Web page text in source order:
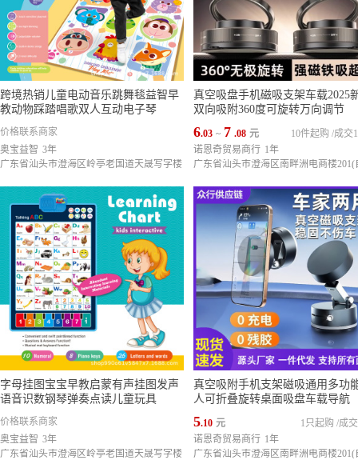
跨境热销儿童电动音乐跳舞毯益智早
教动物踩踏唱歌双人互动电子琴
价格联系商家
奥宝益智 3年
广东省汕头市澄海区岭亭老国道天晟写字楼
真空吸盘手机磁吸支架车载2025
双向吸附360度可旋转万向调节
6.03 ~ 7 .08 元 成交
10件起购 /
诺恩奇贸易商行 1年
字母挂图宝宝早教启蒙有声挂图发声
语音识数钢琴弹奏点读儿童玩具
价格联系商家
奥宝益智 3年
广东省汕头市澄海区岭亭老国道天晟写字楼
真空吸附手机支架磁吸通用多功
人可折叠旋转桌面吸盘车载导航
5.10 元 成
1只起购 /
诺恩奇贸易商行 1年